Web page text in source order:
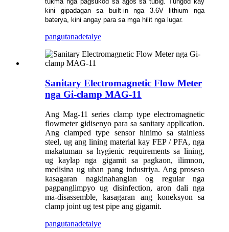
kini gipadagan sa built-in nga 3.6V lithium nga
baterya, kini angay para sa mga hilit nga lugar.
pangutanadetalye
Sanitary Electromagnetic Flow Meter
nga Gi-clamp MAG-11
Ang Mag-11 series clamp type electromagnetic
flowmeter gidisenyo para sa sanitary application.
Ang clamped type sensor hinimo sa stainless
steel, ug ang lining material kay FEP / PFA, nga
makatuman sa hygienic requirements sa lining,
ug kaylap nga gigamit sa pagkaon, ilimnon,
medisina ug uban pang industriya. Ang proseso
kasagaran nagkinahanglan og regular nga
pagpanglimpyo ug disinfection, aron dali nga
ma-disassemble, kasagaran ang koneksyon sa
clamp joint ug test pipe ang gigamit.
pangutanadetalye